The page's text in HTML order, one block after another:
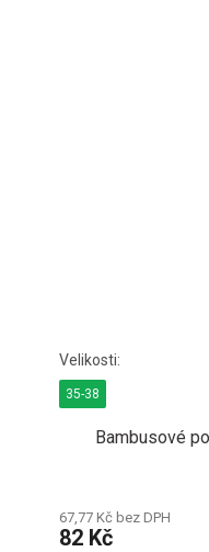
Bambusové
67,77 Kč bez DPH
82 Kč
35-38